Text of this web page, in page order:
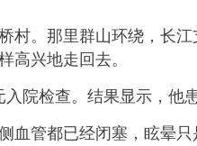
。那里群山环绕，长江
高兴地走回去。
检查。结果显示，他
管都已经闭塞，眩晕只